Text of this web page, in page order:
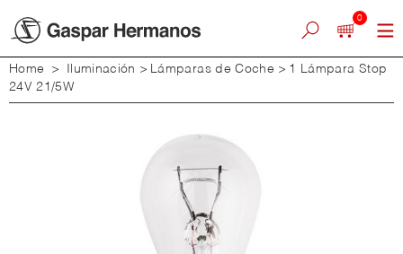
0
Home > Iluminación > Lámparas de Coche > 1 Lámpara Stop
24V 21/5W